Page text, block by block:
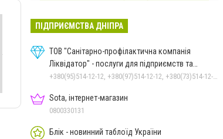
ПІДПРИЄМСТВА ДНІПРА
ТОВ "Санітарно-профілактична компанія
Ліквідатор" - послуги для підприємств та
населення
Sota, інтернет-магазин
0800330131
Блік - новинний таблоїд України